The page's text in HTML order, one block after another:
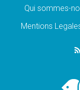
«La
Le
Qui sommes-
Mentions